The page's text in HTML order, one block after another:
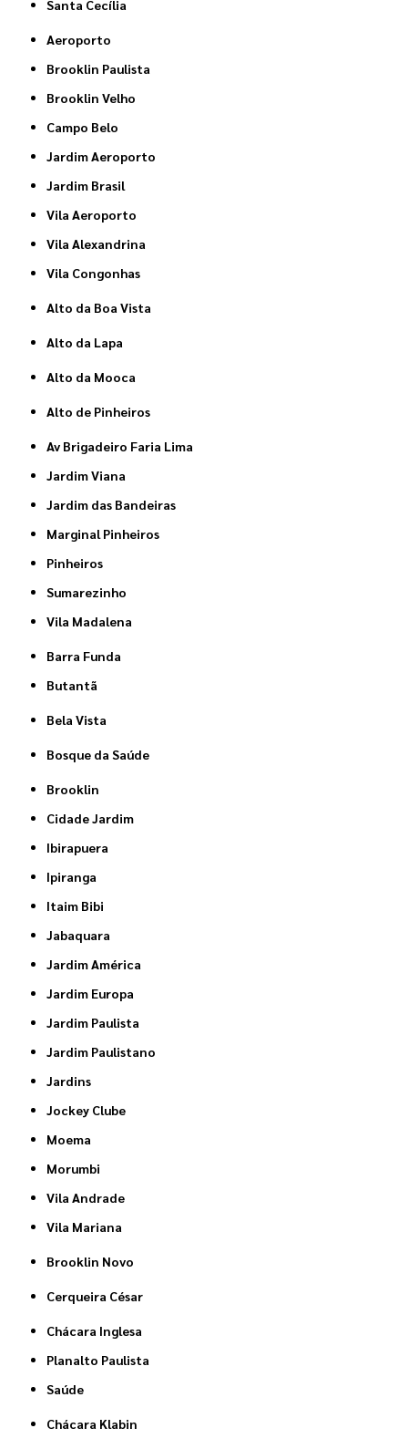
Santa Cecília
Aeroporto
Brooklin Paulista
Brooklin Velho
Campo Belo
Jardim Aeroporto
Jardim Brasil
Vila Aeroporto
Vila Alexandrina
Vila Congonhas
Alto da Boa Vista
Alto da Lapa
Alto da Mooca
Alto de Pinheiros
Av Brigadeiro Faria Lima
Jardim Viana
Jardim das Bandeiras
Marginal Pinheiros
Pinheiros
Sumarezinho
Vila Madalena
Barra Funda
Butantã
Bela Vista
Bosque da Saúde
Brooklin
Cidade Jardim
Ibirapuera
Ipiranga
Itaim Bibi
Jabaquara
Jardim América
Jardim Europa
Jardim Paulista
Jardim Paulistano
Jardins
Jockey Clube
Moema
Morumbi
Vila Andrade
Vila Mariana
Brooklin Novo
Cerqueira César
Chácara Inglesa
Planalto Paulista
Saúde
Chácara Klabin